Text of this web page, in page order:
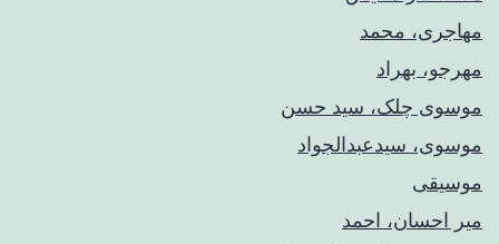
مهاجری، محمد
مهرجو، بهراد
موسوی چلک، سید حسن
موسوی، سیدعبدالجواد
موسیقی
میر احسان، احمد